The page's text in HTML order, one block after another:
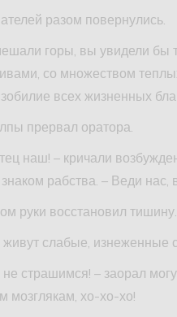
разом повернулись.
горы, вы увидели
со множеством
всех жизненных
прервал оратора.
наш! – кричали
рабства. – Веди нас,
руки восстановил тишину.
живут слабые, изнеженные
страшимся! – заорал
мозглякам, хо-хо-хо!